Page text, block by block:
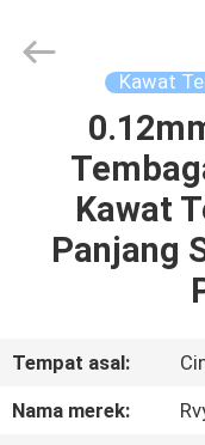
RUMAH
PRODUK
TENTANG
KITA
Material
Co,.Ltd.
Kawat
Kawat
Panjang
Tempat asal:
Nama merek: